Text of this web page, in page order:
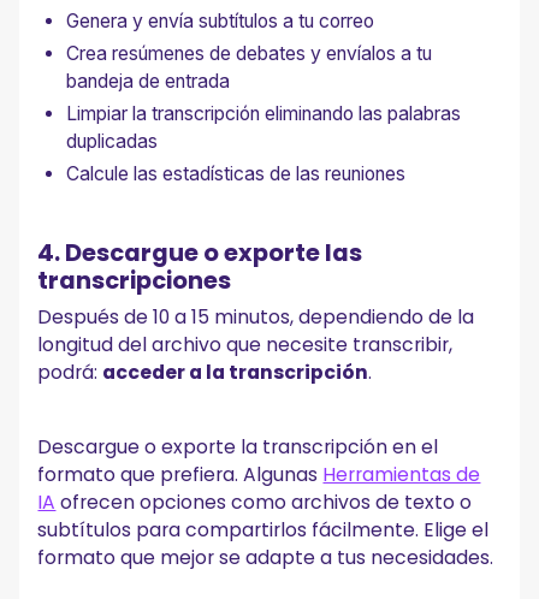
Genera y envía subtítulos a tu correo
Crea resúmenes de debates y envíalos a tu
bandeja de entrada
Limpiar la transcripción eliminando las palabras
duplicadas
Calcule las estadísticas de las reuniones
4. Descargue o exporte las
transcripciones
Después de 10 a 15 minutos, dependiendo de la
longitud del archivo que necesite transcribir,
podrá: acceder a la transcripción.
Descargue o exporte la transcripción en el
formato que prefiera. Algunas Herramientas de
IA ofrecen opciones como archivos de texto o
subtítulos para compartirlos fácilmente. Elige el
formato que mejor se adapte a tus necesidades.